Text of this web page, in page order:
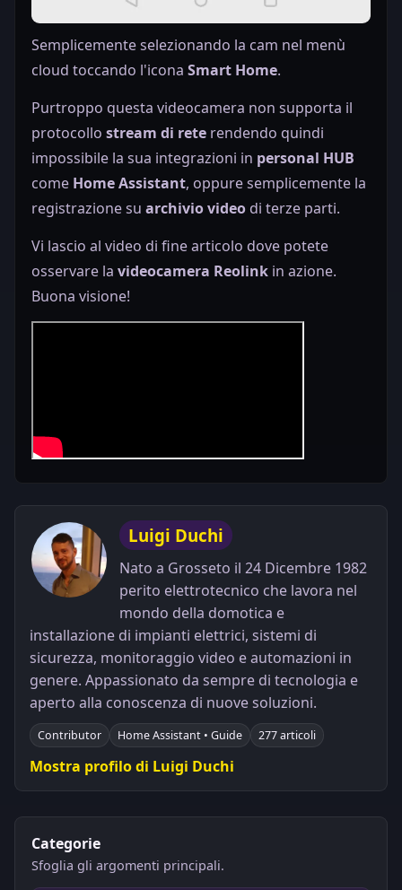
Semplicemente selezionando la cam nel menù
cloud toccando l'icona Smart Home.
Purtroppo questa videocamera non supporta il
protocollo stream di rete rendendo quindi
impossibile la sua integrazioni in personal HUB
come Home Assistant, oppure semplicemente la
registrazione su archivio video di terze parti.
Vi lascio al video di fine articolo dove potete
osservare la videocamera Reolink in azione.
Buona visione!
Luigi Duchi
Nato a Grosseto il 24 Dicembre 1982
perito elettrotecnico che lavora nel
mondo della domotica e
installazione di impianti elettrici, sistemi di
sicurezza, monitoraggio video e automazioni in
genere. Appassionato da sempre di tecnologia e
aperto alla conoscenza di nuove soluzioni.
Contributor Home Assistant • Guide 277 articoli
Mostra profilo di Luigi Duchi
Categorie
Sfoglia gli argomenti principali.